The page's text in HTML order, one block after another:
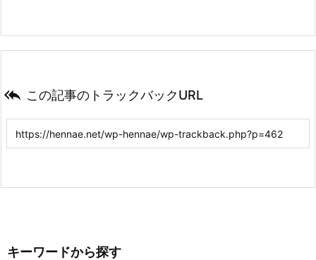
 この記事のトラックバックURL
キーワードから探す